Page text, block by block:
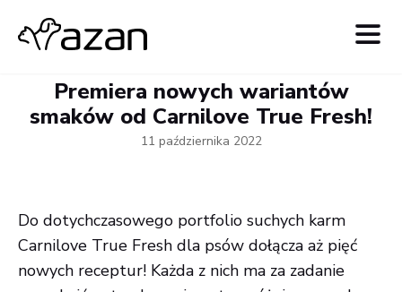
Premiera nowych wariantów
smaków od Carnilove True Fresh!
11 października 2022
Do dotychczasowego portfolio suchych karm
Carnilove True Fresh dla psów dołącza aż pięć
nowych receptur! Każda z nich ma za zadanie